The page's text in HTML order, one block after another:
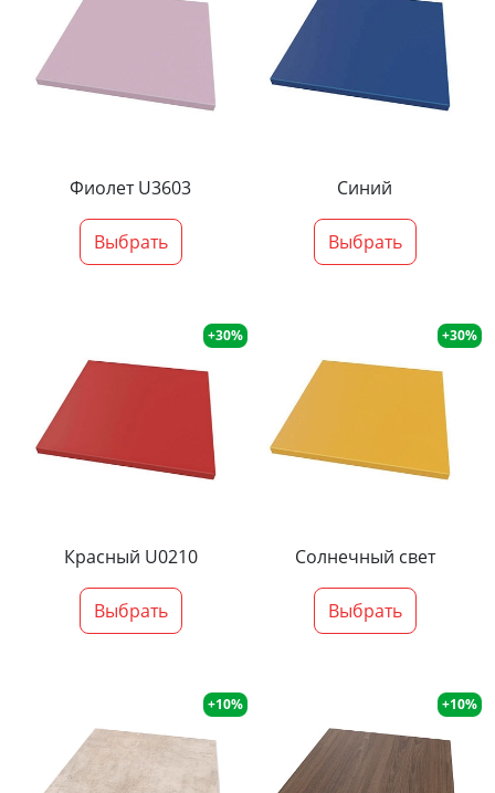
Фиолет U3603
Выбрать
Синий
Выбрать
+30%
Красный U0210
Выбрать
+30%
Солнечный свет
Выбрать
+10% +10%